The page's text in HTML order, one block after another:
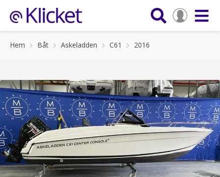
Hem Båt Askeladden C61 2016